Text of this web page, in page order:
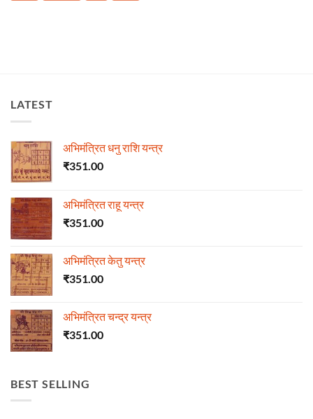
LATEST
अभिमंत्रित धनु राशि यन्त्र
₹351.00
अभिमंत्रित राहू यन्त्र
₹351.00
अभिमंत्रित केतु यन्त्र
₹351.00
अभिमंत्रित चन्द्र यन्त्र
₹351.00
BEST SELLING